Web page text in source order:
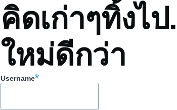
คิดเก่าๆทิ้งไ
ใหม่ดีกว่า
Username